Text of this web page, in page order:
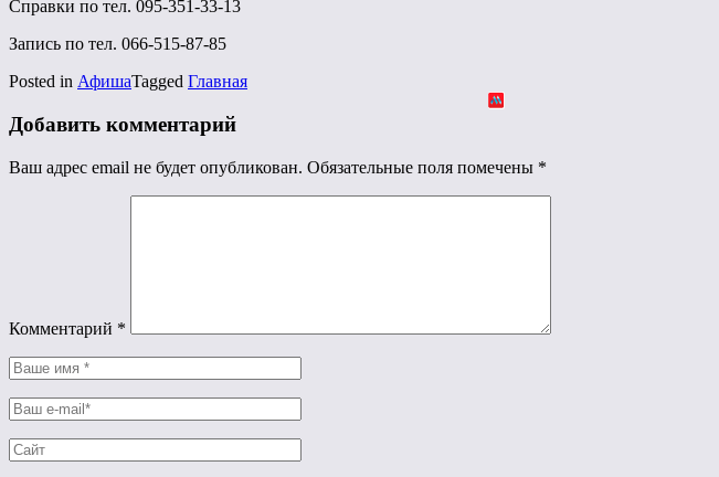
Справки по тел. 095-351-33-13
Запись по тел. 066-515-87-85
Posted in АфишаTagged Главная
Добавить комментарий
Ваш адрес email не будет опубликован. Обязательные поля помечены *
Комментарий *